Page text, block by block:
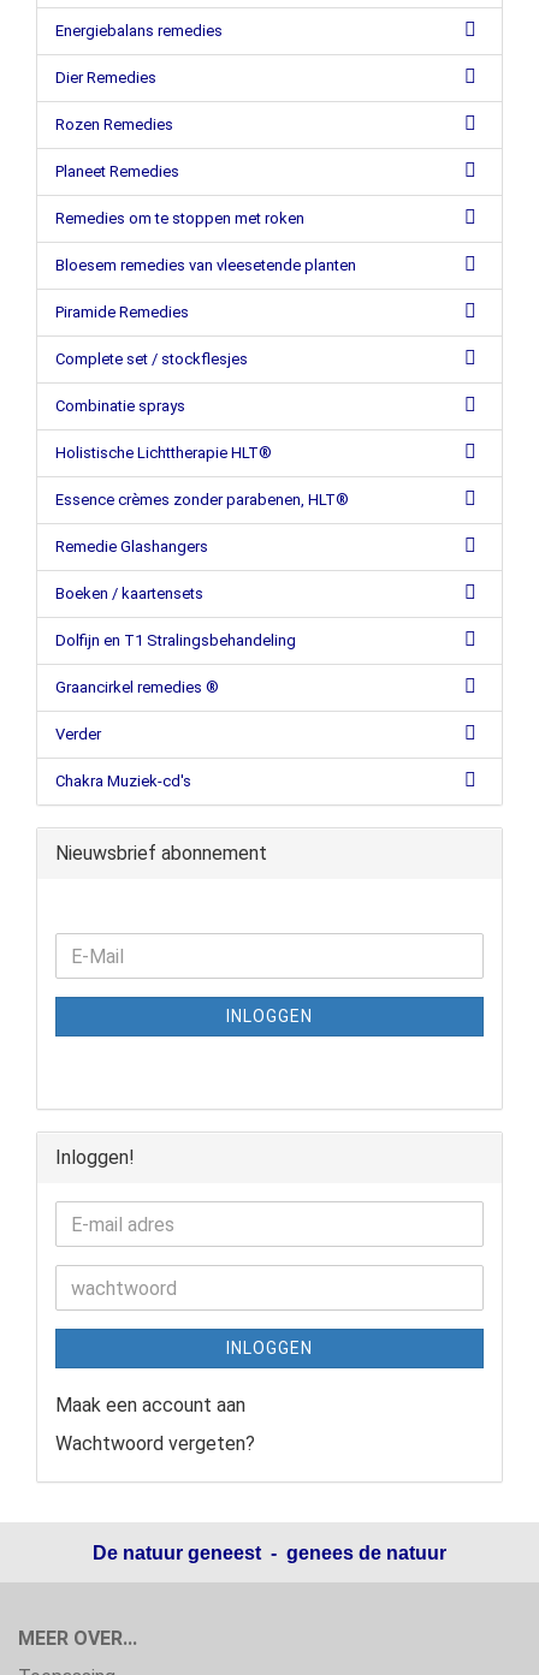
Energiebalans remedies
Dier Remedies
Rozen Remedies
Planeet Remedies
Remedies om te stoppen met roken
Bloesem remedies van vleesetende planten
Piramide Remedies
Complete set / stockflesjes
Combinatie sprays
Holistische Lichttherapie HLT®
Essence crèmes zonder parabenen, HLT®
Remedie Glashangers
Boeken / kaartensets
Dolfijn en T1 Stralingsbehandeling
Graancirkel remedies ®
Verder
Chakra Muziek-cd's
Nieuwsbrief abonnement
INLOGGEN
Inloggen!
INLOGGEN
Maak een account aan
Wachtwoord vergeten?
De natuur geneest - genees de natuur
MEER OVER...